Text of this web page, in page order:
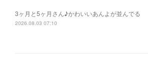
3ヶ月と5ヶ月さん♪かわいいあんよが並んでる
2026.08.03 07:10